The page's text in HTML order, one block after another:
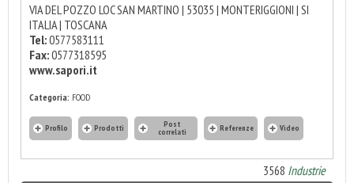
VIA DEL POZZO LOC SAN MARTINO | 53035 | MONTERIGGIONI | SI
ITALIA | TOSCANA
Tel:0577583111
Fax:0577318595
www.sapori.it
Categoria: FOOD
Profilo Prodotti Post
correlati Referenze Video
3568 Industrie